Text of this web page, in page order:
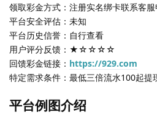
领取彩金方式：注册实名绑卡联系客
平台安全评估：未知
平台历史信誉：自行查看
用户评分反馈：★☆☆☆☆
回馈彩金链接： https://929.com
特定需求条件：最低三倍流水100起提
平台例图介绍